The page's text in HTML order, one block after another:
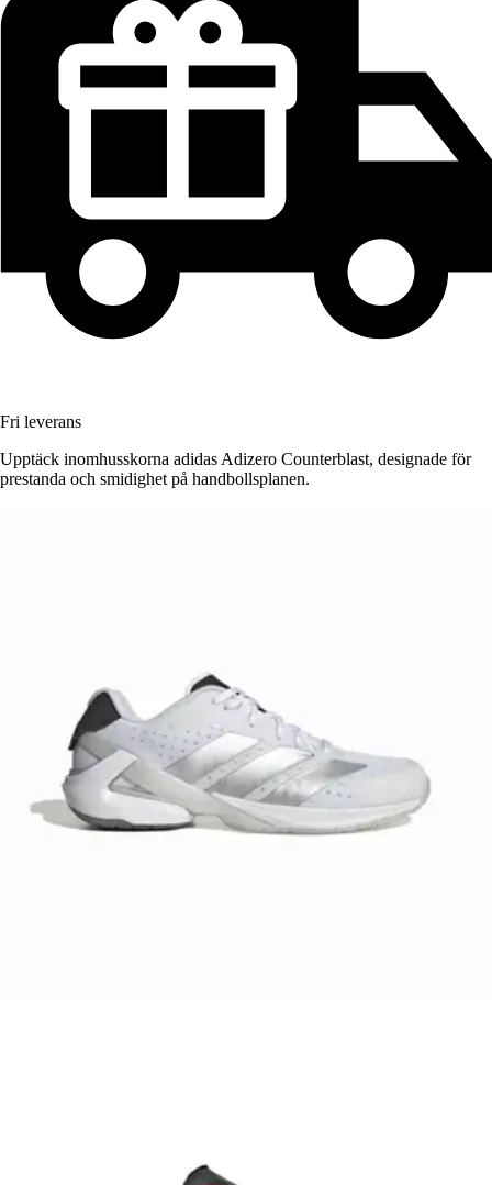
Fri leverans
Upptäck inomhusskorna adidas Adizero Counterblast, designade för
prestanda och smidighet på handbollsplanen.